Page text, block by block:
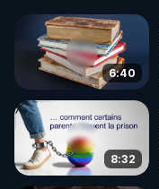
6:40
8:32